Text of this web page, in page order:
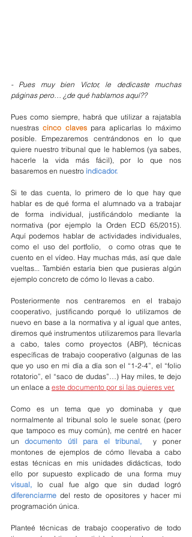
- Pues muy bien Víctor, le dedicaste muchas
páginas pero… ¿de qué hablamos aquí??
Pues como siempre, habrá que utilizar a rajatabla
nuestras cinco claves para aplicarlas lo máximo
posible. Empezaremos centrándonos en lo que
quiere nuestro tribunal que le hablemos (ya sabes,
hacerle la vida más fácil), por lo que nos
basaremos en nuestro indicador.
Si te das cuenta, lo primero de lo que hay que
hablar es de qué forma el alumnado va a trabajar
de forma individual, justificándolo mediante la
normativa (por ejemplo la Orden ECD 65/2015).
Aquí podemos hablar de actividades individuales,
como el uso del portfolio,  o como otras que te
cuento en el vídeo. Hay muchas más, así que dale
vueltas... También estaría bien que pusieras algún
ejemplo concreto de cómo lo llevas a cabo.
Posteriormente nos centraremos en el trabajo
cooperativo, justificando porqué lo utilizamos de
nuevo en base a la normativa y al igual que antes,
diremos qué instrumentos utilizaremos para llevarla
a cabo, tales como proyectos (ABP), técnicas
específicas de trabajo cooperativo (algunas de las
que yo uso en mi día a día son el “1-2-4”, el “folio
rotatorio”, el “saco de dudas”…) Hay miles, te dejo
un enlace a este documento por si las quieres ver.
Como es un tema que yo dominaba y que
normalmente al tribunal solo le suele sonar, (pero
que tampoco es muy común), me centré en hacer
un documento útil para el tribunal,
y poner
montones de ejemplos de cómo llevaba a cabo
estas técnicas en mis unidades didácticas, todo
visual,
diferenciarme del resto de opositores y hacer mi
programación única.
Planteé técnicas de trabajo cooperativo de todo